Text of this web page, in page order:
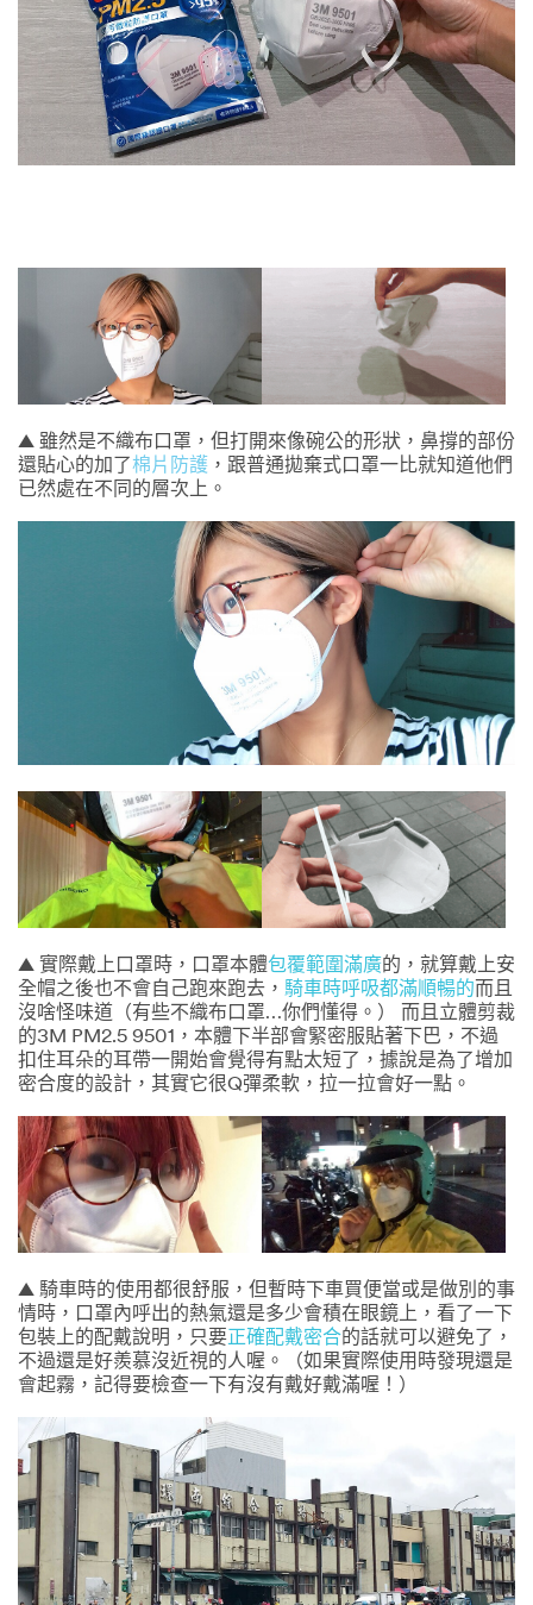
▲ 雖然是不織布口罩，但打開來像碗公的形狀，鼻撐的部份
還貼心的加了 棉片防護 ，跟普通拋棄式口罩一比就知道他們
已然處在不同的層次上。
▲ 實際戴上口罩時，口罩本體包覆範圍滿廣的，就算戴上安
全帽之後也不會自己跑來跑去， 騎車時呼吸都滿順暢的而且
沒啥怪味道（有些不織布口罩…你們懂得。） 而且立體剪裁
的3M PM2.5 9501，本體下半部會緊密服貼著下巴，不過
扣住耳朵的耳帶一開始會覺得有點太短了，據說是為了增加
密合度的設計，其實它很Q彈柔軟，拉一拉會好一點。
▲ 騎車時的使用都很舒服，但暫時下車買便當或是做別的事
情時，口罩內呼出的熱氣還是多少會積在眼鏡上，看了一下
包裝上的配戴說明，只要正確配戴密合的話就可以避免了，
不過還是好羨慕沒近視的人喔。（如果實際使用時發現還是
會起霧，記得要檢查一下有沒有戴好戴滿喔！）